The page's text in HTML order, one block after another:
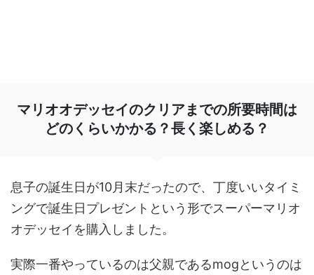
マリオオデッセイのクリアまでの所要時間は
どのくらいかかる？長く楽しめる？
息子の誕生日が10月末だったので、丁度いいタイミ
ングで誕生日プレゼントという形でスーパーマリオ
オデッセイを購入しました。
実際一番やっているのは父親であるmogというのは